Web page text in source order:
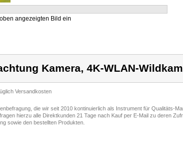
angezeigten Bild ein
Kamera, 4K-WLAN-
Versandkosten
die wir seit 2010 kontinuierlich als Instrument für Qualitäts-
hierzu alle Direktkunden 21 Tage nach Kauf per E-Mail zu deren
sowie den bestellten Produkten.